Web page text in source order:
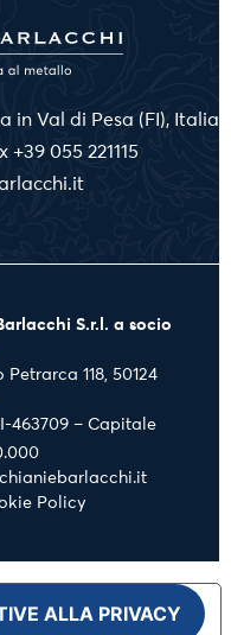
in Val di Pesa (FI), Italia
+39 055 221115
S.r.l. a socio
118, 50124
463709 – Capitale
Policy
ALLA PRIVACY